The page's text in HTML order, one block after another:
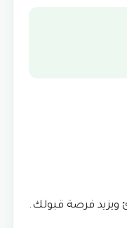
ويزيد فرصة قبولك.